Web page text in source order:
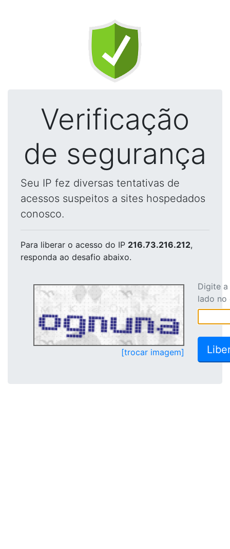
Verificação
de segurança
Seu IP fez diversas tentativas de
acessos suspeitos a sites hospedados
conosco.
Para liberar o acesso do IP 216.73.216.212,
responda ao desafio abaixo.
[trocar imagem]
Digite
lado no